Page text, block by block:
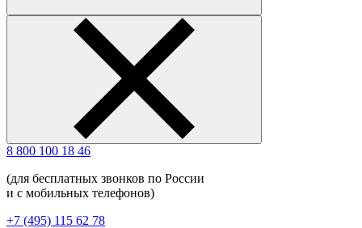
8 800 100 18 46
(для бесплатных звонков по России
и с мобильных телефонов)
+7 (495) 115 62 78